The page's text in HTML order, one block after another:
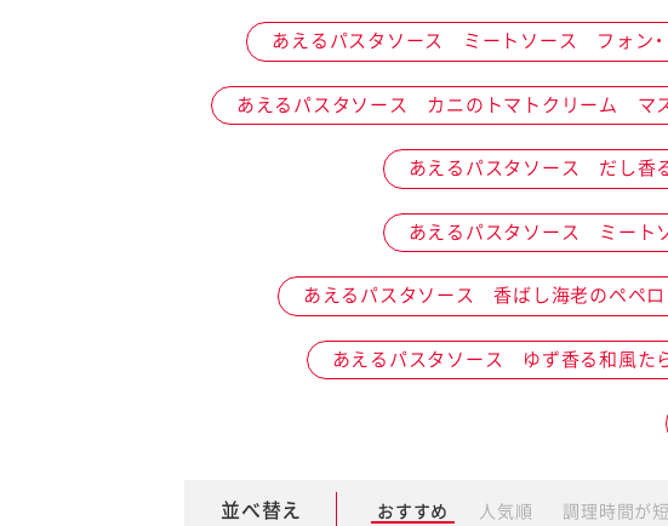
卵関連品
ベビーフード・幼児食
ジャム、スプレッドなど
深谷テラス ヤサイな
おたのしみコンテンツ
採用情報
あえるパスタソース ミートソース フォン・
あえるパスタソース カニのトマトクリーム マ
あえるパスタソース だし香
あえるパスタソース ミート
あえるパスタソース 香ばし海老のペペロ
あえるパスタソース ゆず香る和風た
並べ替え おすすめ 人気順 調理時間が